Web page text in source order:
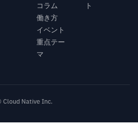
コラム
働き方
イベント
重点テー
マ
ト
Cloud Native Inc.